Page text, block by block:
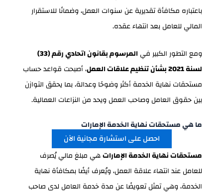
باعتباره مكافأة تقديرية عن سنوات العمل، وضمانًا للاستقرار
المالي للعامل بعد انتهاء عقده.
ومع التطور الكبير في
المرسوم بقانون اتحادي رقم (33)
لسنة 2021 بشأن تنظيم علاقات العمل
، أصبحت قواعد حساب
مستحقات نهاية الخدمة أكثر وضوحًا وعدالة، بما يحقق التوازن
بين حقوق العامل وصاحب العمل ويحد من النزاعات العمالية.
ما هي مستحقات نهاية الخدمة الإمارات
احصل على استشارة مجانية الآن
مستحقات نهاية الخدمة الإماراتهي مبلغ مالي يُصرف
للعامل عند انتهاء علاقة العمل، ويُعرف أيضًا بمكافأة نهاية
الخدمة، وهي تمثل تعويضًا عن مدة خدمة العامل لدى صاحب